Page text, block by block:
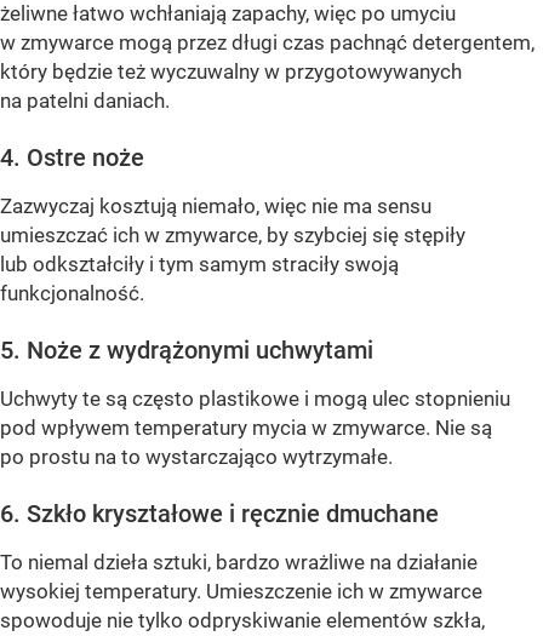
żeliwne łatwo wchłaniają zapachy, więc po umyciu
w zmywarce mogą przez długi czas pachnąć detergentem,
który będzie też wyczuwalny w przygotowywanych
na patelni daniach.
4. Ostre noże
Zazwyczaj kosztują niemało, więc nie ma sensu
umieszczać ich w zmywarce, by szybciej się stępiły
lub odkształciły i tym samym straciły swoją
funkcjonalność.
5. Noże z wydrążonymi uchwytami
Uchwyty te są często plastikowe i mogą ulec stopnieniu
pod wpływem temperatury mycia w zmywarce. Nie są
po prostu na to wystarczająco wytrzymałe.
6. Szkło kryształowe i ręcznie dmuchane
To niemal dzieła sztuki, bardzo wrażliwe na działanie
wysokiej temperatury. Umieszczenie ich w zmywarce
spowoduje nie tylko odpryskiwanie elementów szkła,